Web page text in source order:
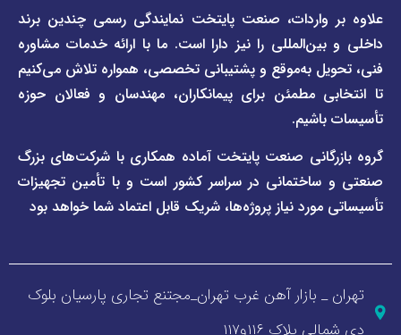
صنعت پایتخت نمایندگی رسمی چندین برند
را نیز دارا است. ما با ارائه خدمات مشاوره
به‌موقع و پشتیبانی تخصصی، همواره تلاش می‌کنیم
مطمئن برای پیمانکاران، مهندسان و فعالان حوزه
صنعت پایتخت آماده همکاری با شرکت‌های بزرگ
در سراسر کشور است و با تأمین تجهیزات
نیاز پروژه‌ها، شریک قابل اعتماد شما خواهد بود
پول
بازار آهن غرب تهران_مجتنع تجاری پارسیان بلوک
۱۱۶و۱۱۷